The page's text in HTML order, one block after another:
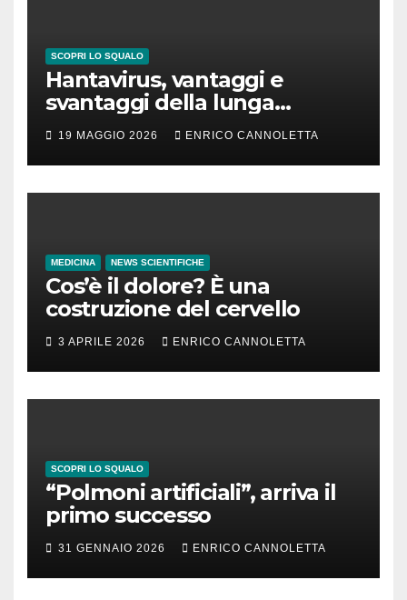
SCOPRI LO SQUALO
Hantavirus, vantaggi e
svantaggi della lunga
incubazione
19 MAGGIO 2026 ENRICO CANNOLETTA
MEDICINA NEWS SCIENTIFICHE
Cos’è il dolore? È una
costruzione del cervello
3 APRILE 2026 ENRICO CANNOLETTA
SCOPRI LO SQUALO
“Polmoni artificiali”, arriva il
primo successo
31 GENNAIO 2026 ENRICO CANNOLETTA